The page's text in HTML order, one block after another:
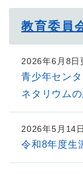
教育委員
2026年6月8日
青少年セン
ネタリウム
2026年5月14
令和8年度生